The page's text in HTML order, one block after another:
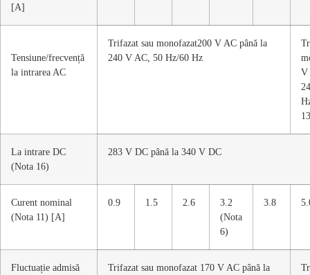
[A]
Tensiune/frecvență
la intrarea AC
Trifazat sau monofazat200 V AC până la
240 V AC, 50 Hz/60 Hz
V
La intrare DC
(Nota 16)
283 V DC până la 340 V DC
Curent nominal
(Nota 11) [A]
0.9 1.5 2.6
3.2
(Nota
6)
3.8
Fluctuație admisă
Trifazat sau monofazat 170 V AC până la